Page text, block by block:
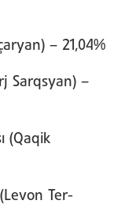
– 21,04%
Sarqsyan) –
(Qaqik
Ter-